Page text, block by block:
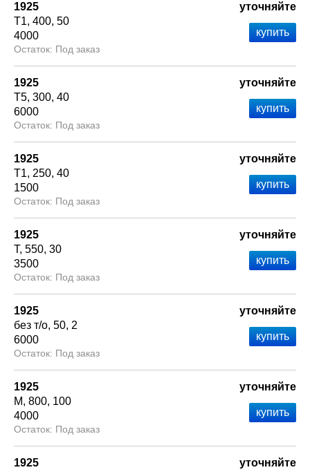
1925
Т1 400 50
4000
Под заказ
уточняйте
1925
Т5 300 40
6000
Под заказ
уточняйте
1925
Т1 250 40
1500
Под заказ
уточняйте
1925
Т 550 30
3500
Под заказ
уточняйте
1925
без т/о 50 2
6000
Под заказ
уточняйте
1925
М 800 100
4000
Под заказ
уточняйте
1925
уточняйте